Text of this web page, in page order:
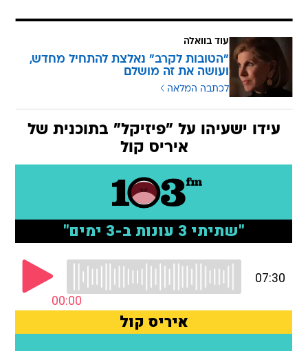
עוד בוואלה
"הטובות לקרב" נאלצת להתחיל מחדש,
ועושה את זה מושלם
לכתבה המלאה
עידו ישעיהו על "פיזיקל" בתוכנית של
איריס קול